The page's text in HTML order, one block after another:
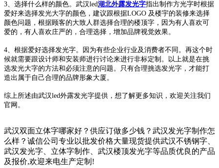
3、选择什么样的颜色。武汉led湖北外露发光字指出制作方光字时根据
爱好来选择发光大字的颜色，建议跟根据LOGO 及楼宇的装修来选择
颜色问题，根据顾客的大致人群选择合理的楼顶字，因为有人喜欢可
爱的，有人喜欢庄严的，合理选择，增加品牌视觉效果。
4、根据爱好选择发光字。因为有些企业行业及消费者不同。再这个时
候就需要跟设计师和安装师进行讨论来进行非标定制。以上就是在挑
选发光大字的方法和必须注意的问题。只有合理挑选发光字，才能打
造出属于自己合理的品牌形象大厦。
综上所述由武汉led外露发光字提供，想了解更多知识，欢迎关注我们
官网。
武汉双面立体字哪家好？供应订做多少钱？武汉发光字制作怎
么样？诚信公司专业以批发价格大量现货提供武汉不锈钢字、
武汉发光字、立体字制作、武汉楼顶发光字等品质优良的产品
及报价,欢迎来电生产定制!